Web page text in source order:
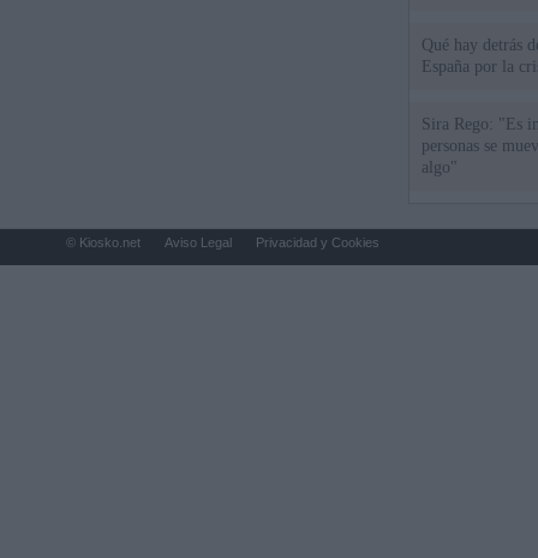
Qué hay detrás
España por la
Sira Rego: "Es
personas se
algo"
© Kiosko.net Aviso Legal Privacidad y Cookies